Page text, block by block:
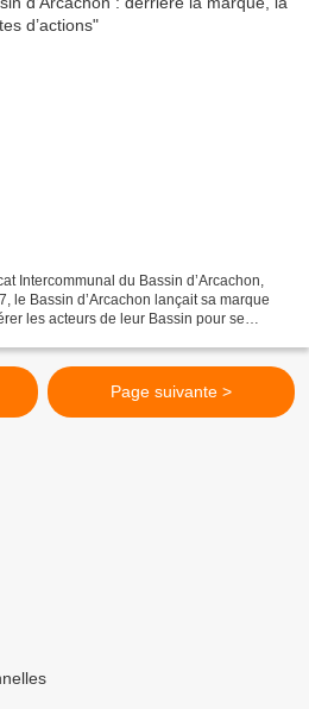
Intercommunal du Bassin d’Arcachon,
le Bassin d’Arcachon lançait sa marque
les acteurs de leur Bassin pour se
Page suivante >